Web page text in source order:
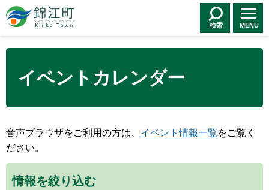
錦江町 Kinko
Town
検索 MENU
イベントカレンダー
音声ブラウザをご利用の方は、 イベント情報一覧をご覧く
ださい。
情報を絞り込む